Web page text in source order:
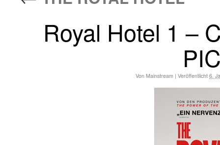
Royal Hotel 1 –
Von Mainstream | Veröffentlicht 6.